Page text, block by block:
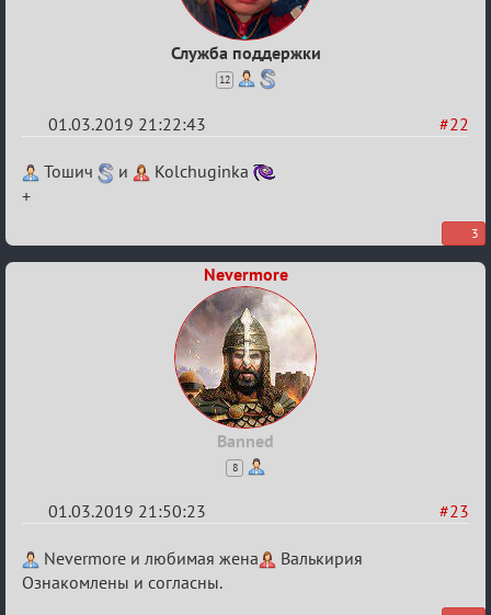
Служба поддержки
12
#22
01.03.2019 21:22:43
Re:
IX
Пар
Тошич и
Kolchuginka
+
3
Nevermore
Banned
8
#23
01.03.2019 21:50:23
Re:
IX
Nevermore и любимая жена
Валькирия
Ознакомлены и согласны.